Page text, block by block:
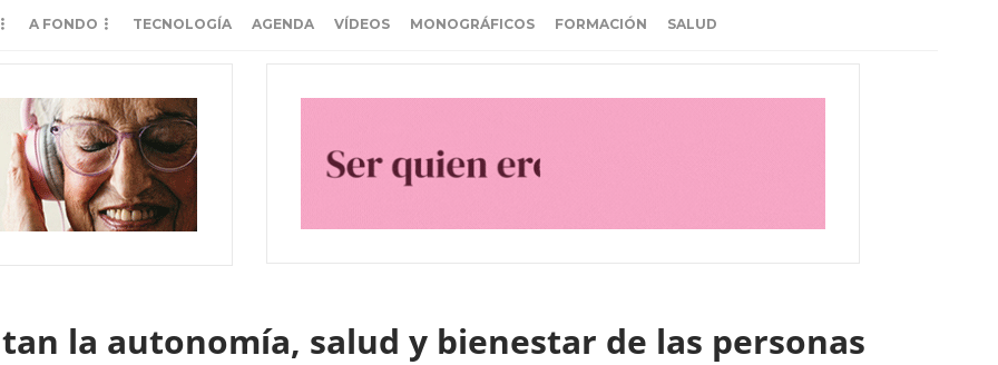
A FONDO TECNOLOGÍA AGENDA VÍDEOS MONOGRÁFICOS FORMACIÓN SALUD
la autonomía, salud y bienestar de las personas